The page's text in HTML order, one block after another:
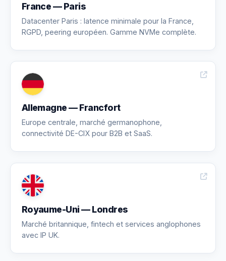
France — Paris
Datacenter Paris : latence minimale pour la France,
RGPD, peering européen. Gamme NVMe complète.
Allemagne — Francfort
Europe centrale, marché germanophone,
connectivité DE-CIX pour B2B et SaaS.
Royaume-Uni — Londres
Marché britannique, fintech et services anglophones
avec IP UK.